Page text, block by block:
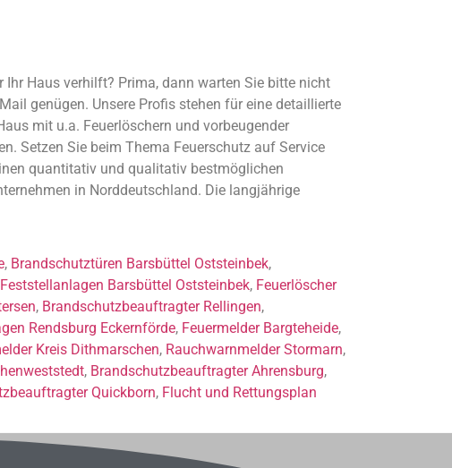
Haus verhilft? Prima, dann warten Sie bitte nicht
genügen. Unsere Profis stehen für eine detaillierte
mit u.a. Feuerlöschern und vorbeugender
Setzen Sie beim Thema Feuerschutz auf Service
quantitativ und qualitativ bestmöglichen
in Norddeutschland. Die langjährige
, Brandschutztüren Barsbüttel Oststeinbek,
Feststellanlagen Barsbüttel Oststeinbek, Feuerlöscher
, Brandschutzbeauftragter Rellingen,
Rendsburg Eckernförde, Feuermelder Bargteheide,
Kreis Dithmarschen, Rauchwarnmelder Stormarn,
, Brandschutzbeauftragter Ahrensburg,
Quickborn, Flucht und Rettungsplan